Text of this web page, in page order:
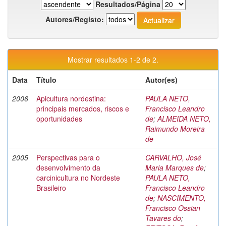
Resultados/Página
Autores/Registo:
Mostrar resultados 1-2 de 2.
Data
Título
Autor(es)
2006
Apicultura nordestina:
principais mercados, riscos e
oportunidades
PAULA NETO,
Francisco Leandro
de;ALMEIDA NETO,
Raimundo Moreira
de
2005
Perspectivas para o
desenvolvimento da
carcinicultura no Nordeste
Brasileiro
CARVALHO, José
Maria Marques de;
PAULA NETO,
Francisco Leandro
de; NASCIMENTO,
Francisco Ossian
Tavares do;